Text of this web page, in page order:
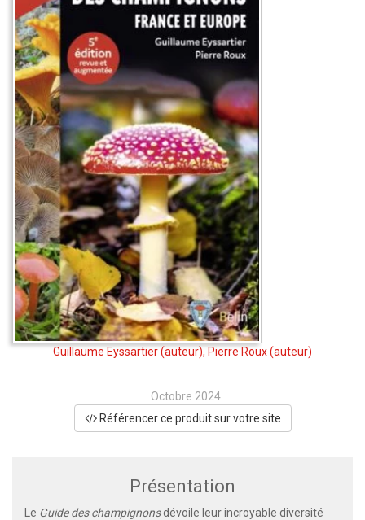
Guillaume Eyssartier(auteur), Pierre Roux(auteur)
Octobre 2024
Référencer ce produit sur votre site
Présentation
Le Guide des champignonsdévoile leur incroyable diversité